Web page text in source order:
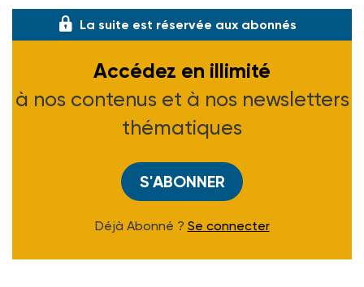
La suite est réservée aux abonnés
Accédez en illimité
à nos contenus et à nos newsletters
thématiques
S'ABONNER
Déjà Abonné ? Se connecter